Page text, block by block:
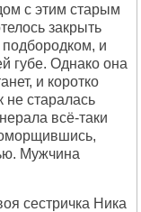
с этим старым
закрыть
подбородком, и
губе. Однако она
и коротко
не старалась
всё-таки
Мужчина
сестричка Ника